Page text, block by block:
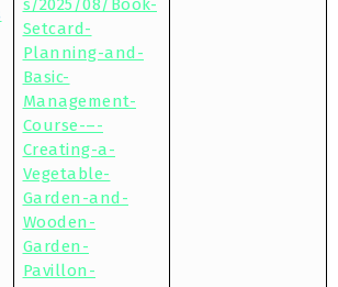
s/2025/08/Book-
Setcard-
Planning-and-
Basic-
Management-
Course-–-
Creating-a-
Vegetable-
Garden-and-
Wooden-
Garden-
Pavillon-